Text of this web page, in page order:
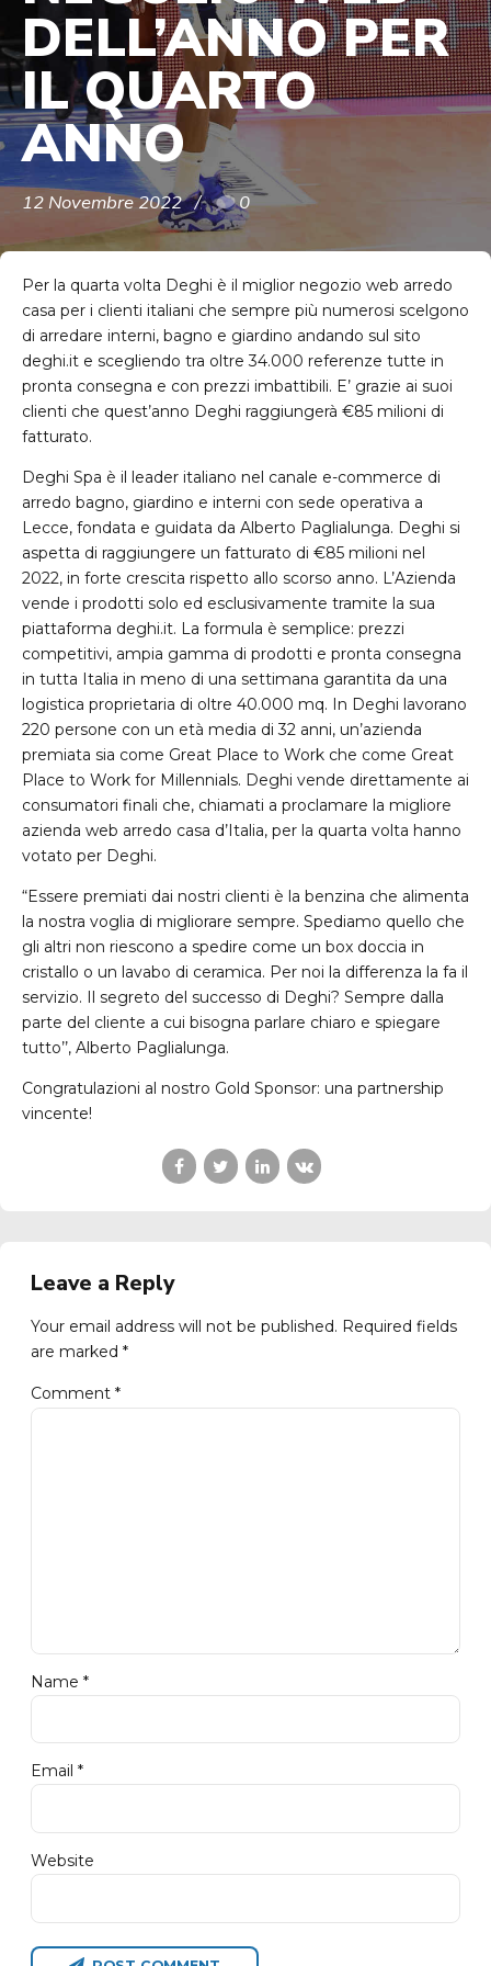
DELL’ANNO PER
IL QUARTO
ANNO
12 Novembre 2022 0
Per la quarta volta Deghi è il miglior negozio web arredo
casa per i clienti italiani che sempre più numerosi scelgono
di arredare interni, bagno e giardino andando sul sito
deghi.it e scegliendo tra oltre 34.000 referenze tutte in
pronta consegna e con prezzi imbattibili. E’ grazie ai suoi
clienti che quest’anno Deghi raggiungerà €85 milioni di
fatturato.
Deghi Spa è il leader italiano nel canale e-commerce di
arredo bagno, giardino e interni con sede operativa a
Lecce, fondata e guidata da Alberto Paglialunga. Deghi si
aspetta di raggiungere un fatturato di €85 milioni nel
2022, in forte crescita rispetto allo scorso anno. L’Azienda
vende i prodotti solo ed esclusivamente tramite la sua
piattaforma deghi.it. La formula è semplice: prezzi
competitivi, ampia gamma di prodotti e pronta consegna
in tutta Italia in meno di una settimana garantita da una
logistica proprietaria di oltre 40.000 mq. In Deghi lavorano
220 persone con un età media di 32 anni, un’azienda
premiata sia come Great Place to Work che come Great
Place to Work for Millennials. Deghi vende direttamente ai
consumatori finali che, chiamati a proclamare la migliore
azienda web arredo casa d’Italia, per la quarta volta hanno
votato per Deghi.
“Essere premiati dai nostri clienti è la benzina che alimenta
la nostra voglia di migliorare sempre. Spediamo quello che
gli altri non riescono a spedire come un box doccia in
cristallo o un lavabo di ceramica. Per noi la differenza la fa il
servizio. Il segreto del successo di Deghi? Sempre dalla
parte del cliente a cui bisogna parlare chiaro e spiegare
tutto’’, Alberto Paglialunga.
Congratulazioni al nostro Gold Sponsor: una partnership
vincente!
Leave a Reply
Your email address will not be published. Required fields
are marked *
Comment *
Name *
Email *
Website